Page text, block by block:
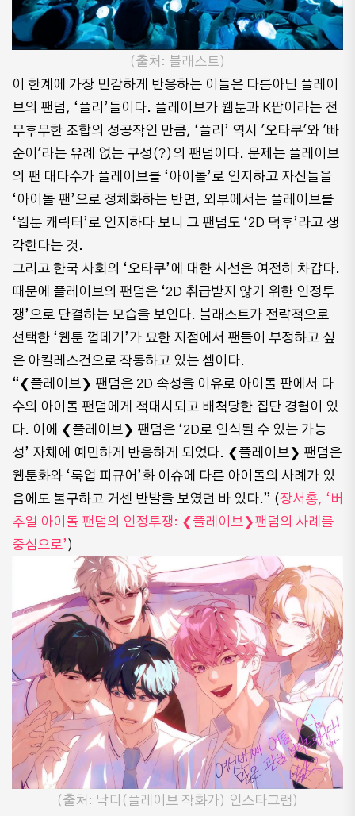
(출처: 블래스트)
이 한계에 가장 민감하게 반응하는 이들은 다름아닌 플레이
브의 팬덤, ‘플리’들이다. 플레이브가 웹툰과 K팝이라는 전
무후무한 조합의 성공작인 만큼, ‘플리’ 역시 '오타쿠'와 '빠
순이'라는 유례 없는 구성(?)의 팬덤이다. 문제는 플레이브
의 팬 대다수가 플레이브를 ‘아이돌’로 인지하고 자신들을
‘아이돌 팬’으로 정체화하는 반면, 외부에서는 플레이브를
‘웹툰 캐릭터’로 인지하다 보니 그 팬덤도 ‘2D 덕후’라고 생
각한다는 것.
그리고 한국 사회의 ‘오타쿠’에 대한 시선은 여전히 차갑다.
때문에 플레이브의 팬덤은 ‘2D 취급받지 않기 위한 인정투
쟁’으로 단결하는 모습을 보인다. 블래스트가 전략적으로
선택한 ‘웹툰 껍데기’가 묘한 지점에서 팬들이 부정하고 싶
은 아킬레스건으로 작동하고 있는 셈이다.
“❮플레이브❯ 팬덤은 2D 속성을 이유로 아이돌 판에서 다
수의 아이돌 팬덤에게 적대시되고 배척당한 집단 경험이 있
다. 이에 ❮플레이브❯ 팬덤은 ‘2D로 인식될 수 있는 가능
성’ 자체에 예민하게 반응하게 되었다. ❮플레이브❯ 팬덤은
웹툰화와 ‘룩업 피규어’화 이슈에 다른 아이돌의 사례가 있
음에도 불구하고 거센 반발을 보였던 바 있다.” (장서홍, ‘버
추얼 아이돌 팬덤의 인정투쟁: ❮플레이브❯팬덤의 사례를
중심으로’ )
(출처: 낙디(플레이브 작화가) 인스타그램)